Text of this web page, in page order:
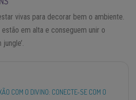
vivas para decorar bem o ambiente.
em alta e conseguem unir o
jungle’.
COM O DIVINO: CONECTE-SE COM O